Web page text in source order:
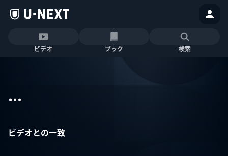
ビデオ ブック 検索
...
ビデオとの一致